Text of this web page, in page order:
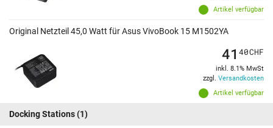
Artikel verfügbar
Original Netzteil 45,0 Watt für Asus VivoBook 15 M1502YA
Artikel verfügbar
41 40CHF
inkl. 8.1% MwSt
zzgl. Versandkosten
Docking Stations(1)